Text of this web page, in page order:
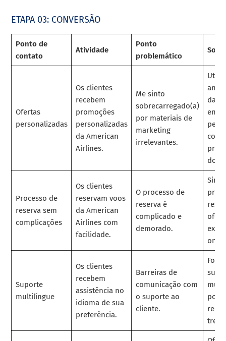
ETAPA 03: CONVERSÃO
Ponto de
contato
Atividade
Ponto
problemático
Ofertas
personalizadas
Os clientes
recebem
promoções
personalizadas
da American
Airlines.
Me sinto
sobrecarregado(a)
por materiais de
marketing
irrelevantes.
com
do
Processo de
reserva sem
complicações
Os clientes
reservam voos
da American
Airlines com
facilidade.
O processo de
reserva é
complicado e
demorado.
Suporte
multilíngue
Os clientes
recebem
assistência no
idioma de sua
preferência.
Barreiras de
comunicação com
o suporte ao
cliente.
por